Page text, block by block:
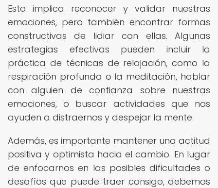
Esto implica reconocer y validar nuestras
emociones, pero también encontrar formas
constructivas de lidiar con ellas. Algunas
estrategias efectivas pueden incluir la
práctica de técnicas de relajación, como la
respiración profunda o la meditación, hablar
con alguien de confianza sobre nuestras
emociones, o buscar actividades que nos
ayuden a distraernos y despejar la mente.
Además, es importante mantener una actitud
positiva y optimista hacia el cambio. En lugar
de enfocarnos en las posibles dificultades o
desafíos que puede traer consigo, debemos